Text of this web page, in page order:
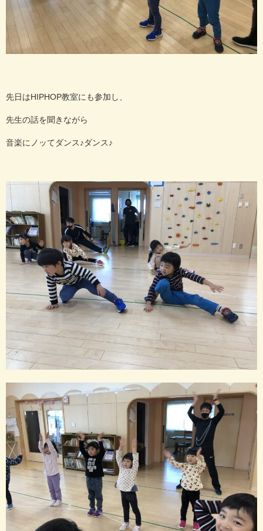
先日はHIPHOP教室にも参加し、
先生の話を聞きながら
音楽にノッてダンス♪ダンス♪